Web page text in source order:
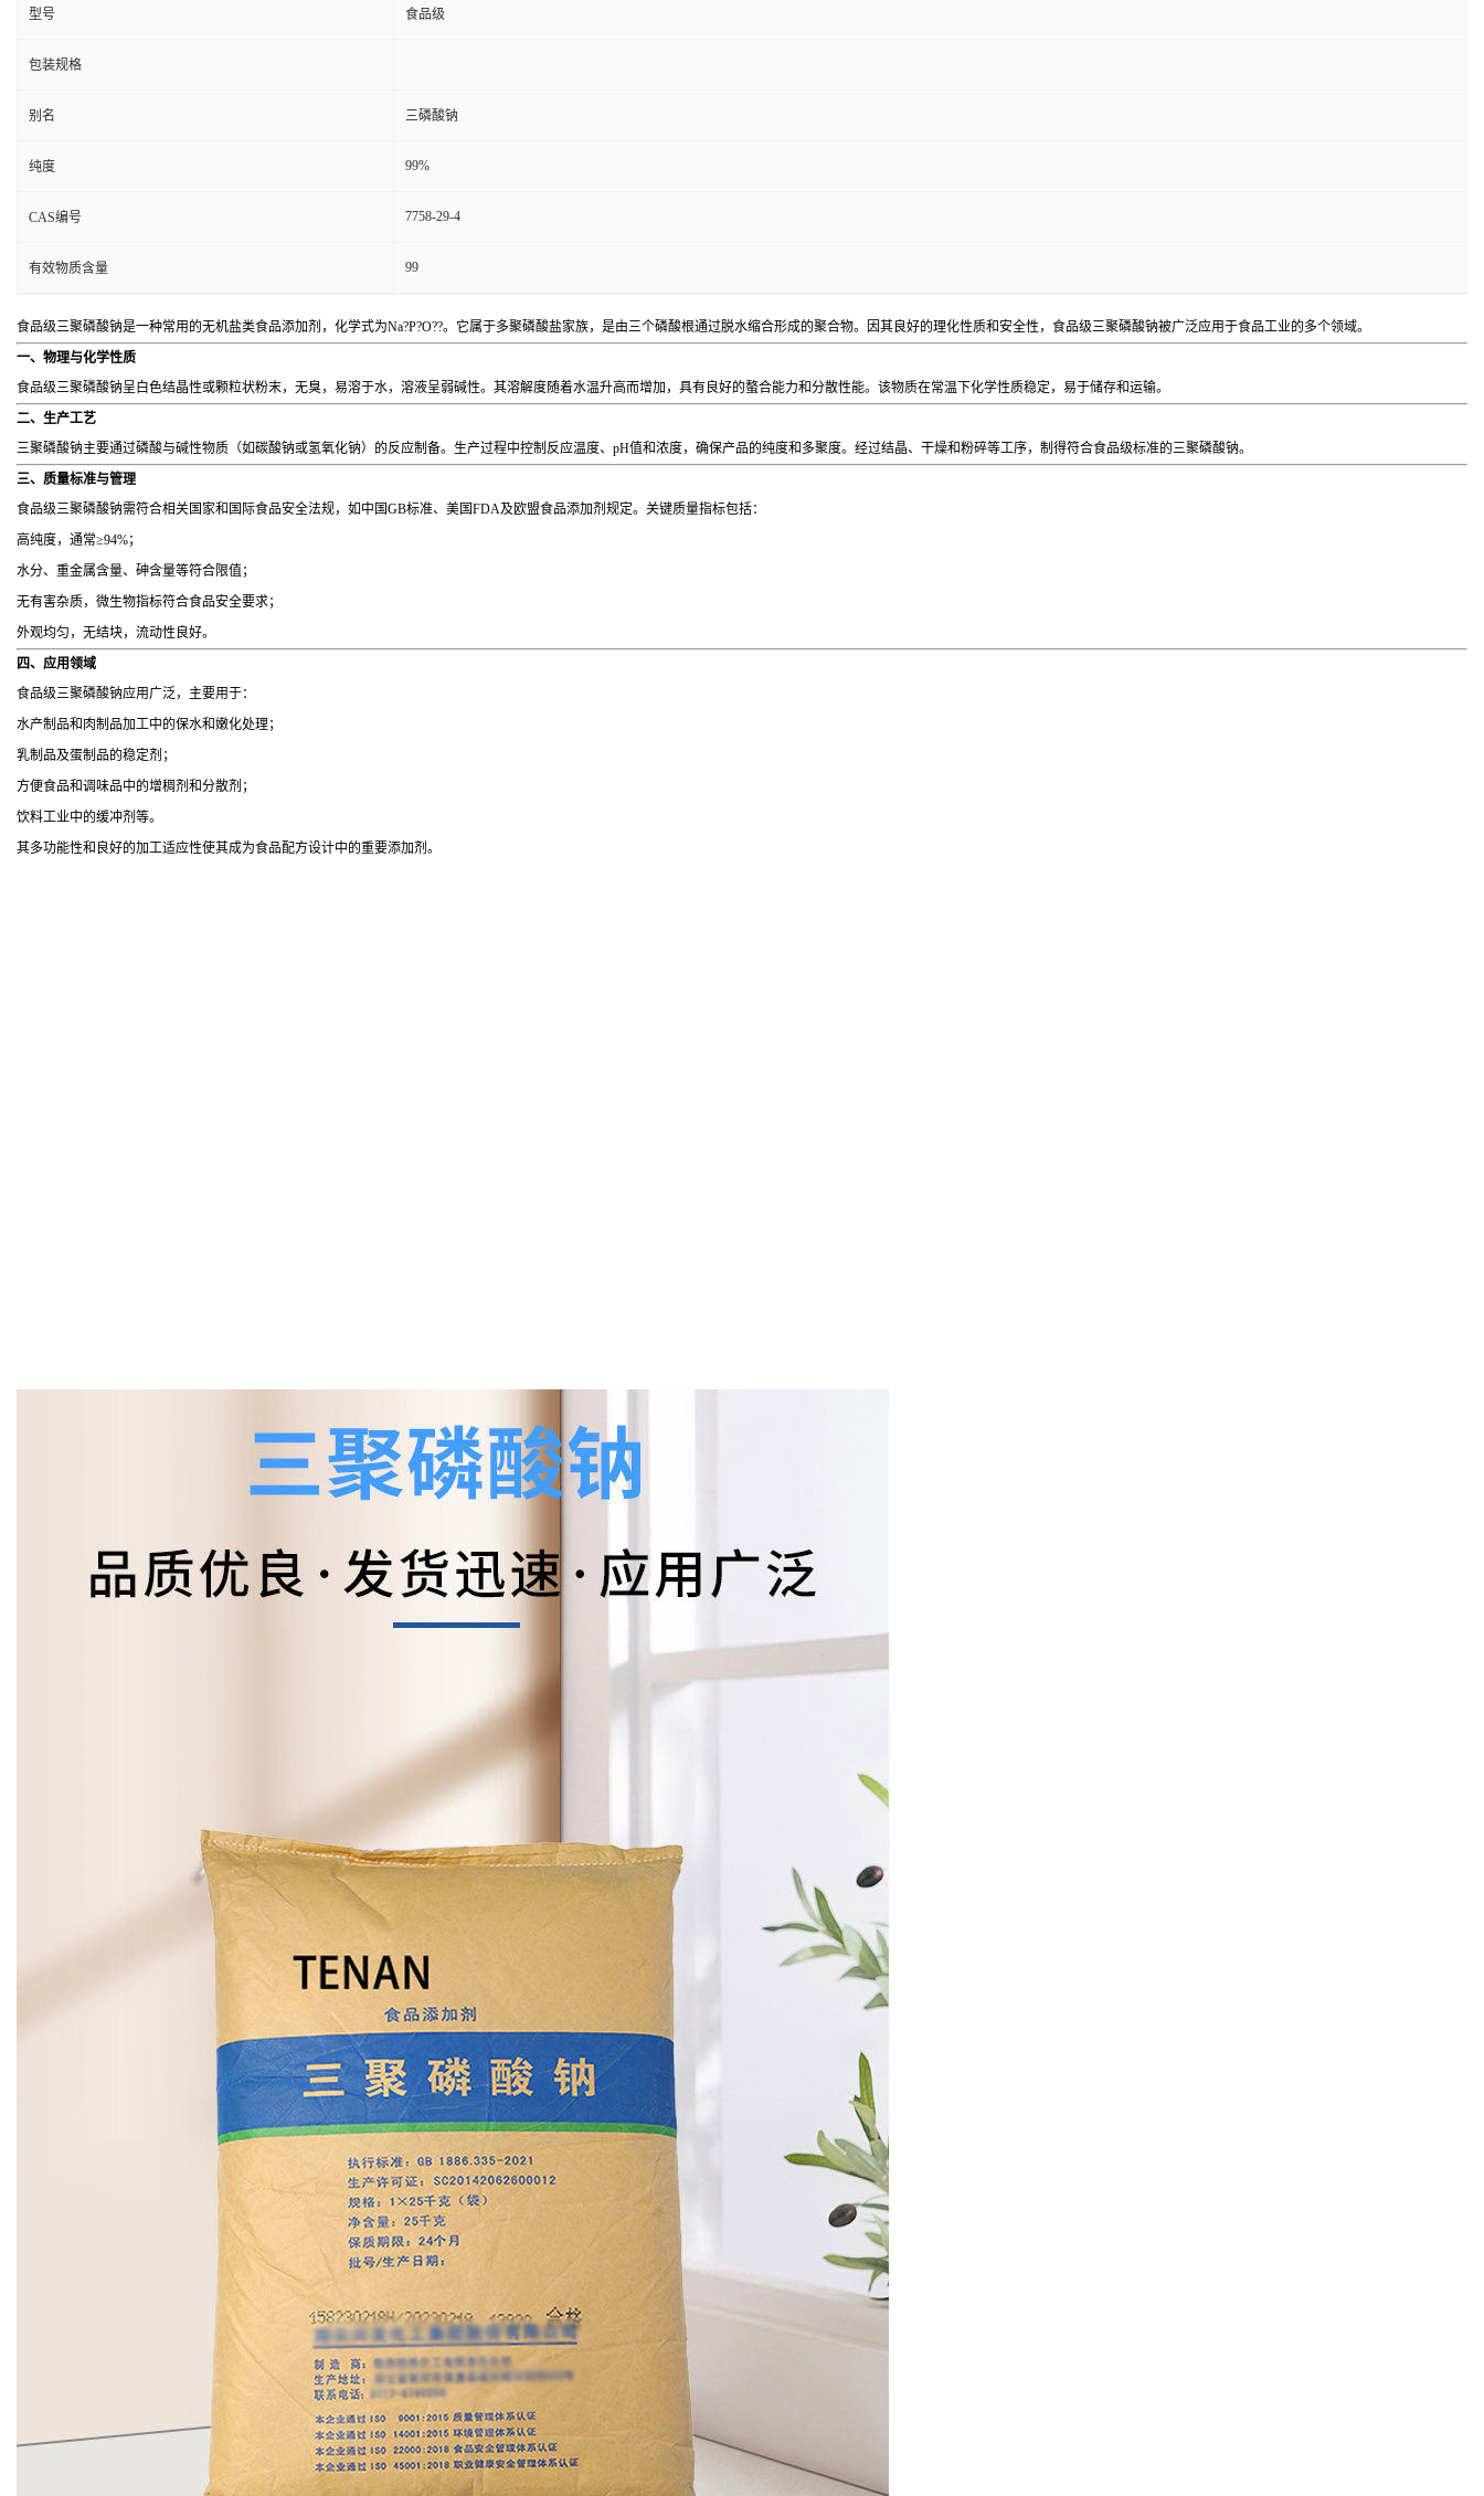
型号 食品级
包装规格
别名 三磷酸钠
纯度 99%
CAS编号 7758-29-4
有效物质含量 99
食品级三聚磷酸钠是一种常用的无机盐类食品添加剂，化学式为Na?P?O??。它属于多聚磷酸盐家族，是由三个磷酸根通过脱水缩合形成的聚合物。因其良好的理化性质和安全性，食品级三聚磷酸钠被广泛应用于食品工业的多个领域。
一、物理与化学性质
食品级三聚磷酸钠呈白色结晶性或颗粒状粉末，无臭，易溶于水，溶液呈弱碱性。其溶解度随着水温升高而增加，具有良好的螯合能力和分散性能。该物质在常温下化学性质稳定，易于储存和运输。
二、生产工艺
三聚磷酸钠主要通过磷酸与碱性物质（如碳酸钠或氢氧化钠）的反应制备。生产过程中控制反应温度、pH值和浓度，确保产品的纯度和多聚度。经过结晶、干燥和粉碎等工序，制得符合食品级标准的三聚磷酸钠。
三、质量标准与管理
食品级三聚磷酸钠需符合相关国家和国际食品安全法规，如中国GB标准、美国FDA及欧盟食品添加剂规定。关键质量指标包括：
高纯度，通常≥94%；
水分、重金属含量、砷含量等符合限值；
无有害杂质，微生物指标符合食品安全要求；
外观均匀，无结块，流动性良好。
四、应用领域
食品级三聚磷酸钠应用广泛，主要用于：
水产制品和肉制品加工中的保水和嫩化处理；
乳制品及蛋制品的稳定剂；
方便食品和调味品中的增稠剂和分散剂；
饮料工业中的缓冲剂等。
其多功能性和良好的加工适应性使其成为食品配方设计中的重要添加剂。